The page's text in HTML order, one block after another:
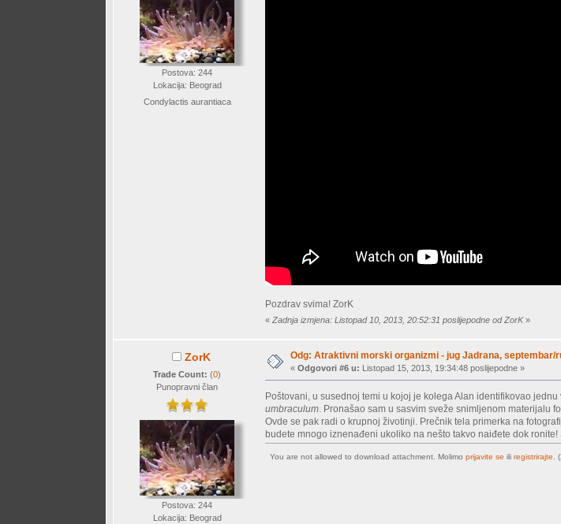
Postova: 244
Lokacija: Beograd
Condylactis aurantiaca
Pozdrav svima! ZorK
«Zadnja izmjena: Listopad 10, 2013, 20:52:31 poslijepodne od ZorK»
ZorK
Trade Count:(0)
Punopravni član
Postova: 244
Lokacija: Beograd
Odg: Atraktivni morski organizmi - jug Jadrana, septembar/
«Odgovori #6 u: Listopad 15, 2013, 19:34:48 poslijepodne »
Poštovani, u susednoj temi u kojoj je kolega Alan identifikovao
umbraculum . Pronašao sam u sasvim sveže snimljenom materijalu
Ovde se pak radi o krupnoj životinji. Prečnik tela primerka na
budete mnogo iznenađeni ukoliko na nešto takvo naiđete dok
You are not allowed to download attachment. Molimo prijavite se ili registrirajte .